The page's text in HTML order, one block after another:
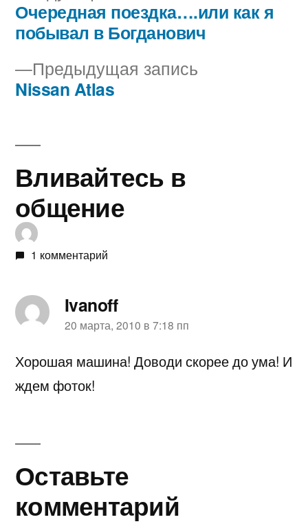
Навигация
записям
Предыдущая запись
Nissan Atlas
запись:
Очередная поездка….или как я
побывал в Богданович
Вливайтесь в
общение
1 комментарий
Ivanoff
пишет:
20 марта, 2010 в 7:18 пп
Хорошая машина! Доводи скорее до ума! И
ждем фоток!
Оставьте
комментарий
Оставьте
комментарий